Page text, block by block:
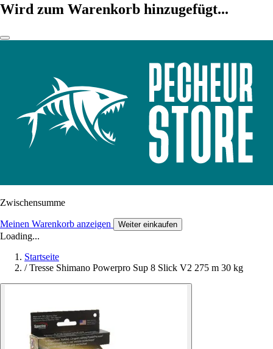
Wird zum Warenkorb hinzugefügt...
Zwischensumme
Meinen Warenkorb anzeigen Weiter einkaufen
Loading...
Startseite
/ Tresse Shimano Powerpro Sup 8 Slick V2 275 m 30 kg